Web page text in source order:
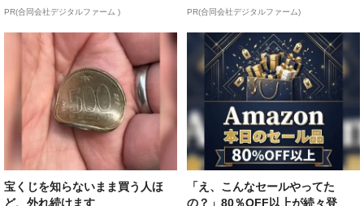
PR(合同会社デジタルファーム ) PR(合同会社デジタルファーム)
宝くじを知らないまま買う人ほ
ど、外れ続けます
「え、こんなセールやってた
の？」80％OFF以上が続々登